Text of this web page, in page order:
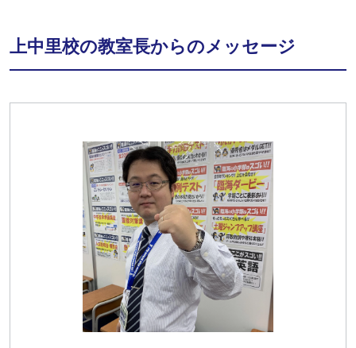
上中里校の教室長からのメッセージ